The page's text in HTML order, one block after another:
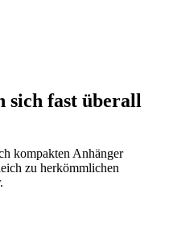
sich fast überall
kompakten Anhänger
zu herkömmlichen